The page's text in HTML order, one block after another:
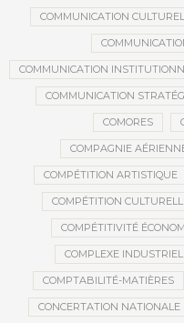
COMMUNICATION
COMMUNICATION
COMMUNICATION
COMORES
COMPAGNIE
COMPÉTITION ARTISTIQUE
COMPÉTITION
COMPÉTITIVITÉ
COMPLEXE
COMPTABILITÉ-MATIÈRES
CONCERTATION NATIONALE